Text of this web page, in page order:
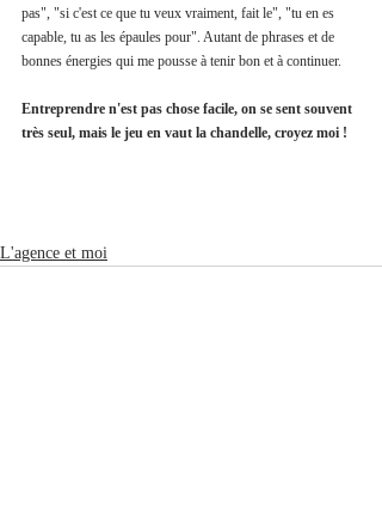
pas", "si c'est ce que tu veux vraiment, fait le", "tu en es
capable, tu as les épaules pour". Autant de phrases et de
bonnes énergies qui me pousse à tenir bon et à continuer.
Entreprendre n'est pas chose facile, on se sent souvent
très seul, mais le jeu en vaut la chandelle, croyez moi !
L'agence et moi